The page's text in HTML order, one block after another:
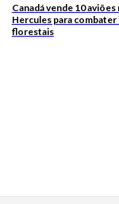
Canadá vende 10
Hercules para
florestais